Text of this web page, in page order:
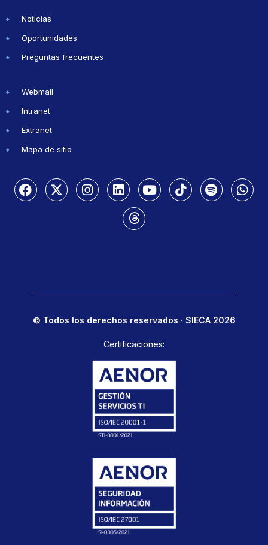
Noticias
Oportunidades
Preguntas frecuentes
Webmail
Intranet
Extranet
Mapa de sitio
© Todos los derechos reservados · SIECA 2026
Certificaciones: